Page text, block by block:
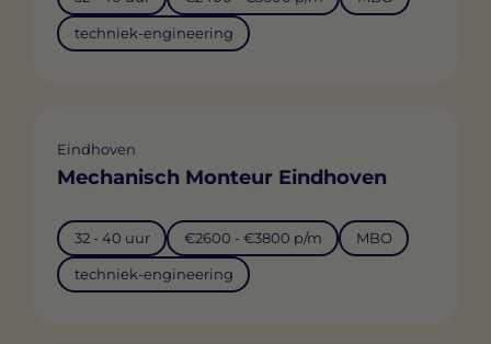
techniek-engineering
Eindhoven
Mechanisch Monteur Eindhoven
32 - 40 uur €2600 - €3800 p/m MBO
techniek-engineering